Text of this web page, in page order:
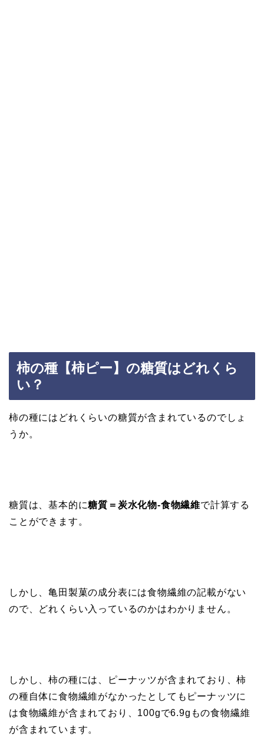
柿の種【柿ピー】の糖質はどれくら
い？
柿の種にはどれくらいの糖質が含まれているのでしょ
うか。
糖質は、基本的に糖質＝炭水化物-食物繊維で計算する
ことができます。
しかし、亀田製菓の成分表には食物繊維の記載がない
ので、どれくらい入っているのかはわかりません。
しかし、柿の種には、ピーナッツが含まれており、柿
の種自体に食物繊維がなかったとしてもピーナッツに
は食物繊維が含まれており、100gで6.9gもの食物繊維
が含まれています。